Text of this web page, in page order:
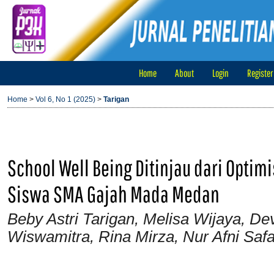
Home About Login Register
Home > Vol 6, No 1 (2025) > Tarigan
School Well Being Ditinjau dari
Siswa SMA Gajah Mada Medan
Beby Astri Tarigan, Melisa Wijaya,
Wiswamitra, Rina Mirza, Nur Afni